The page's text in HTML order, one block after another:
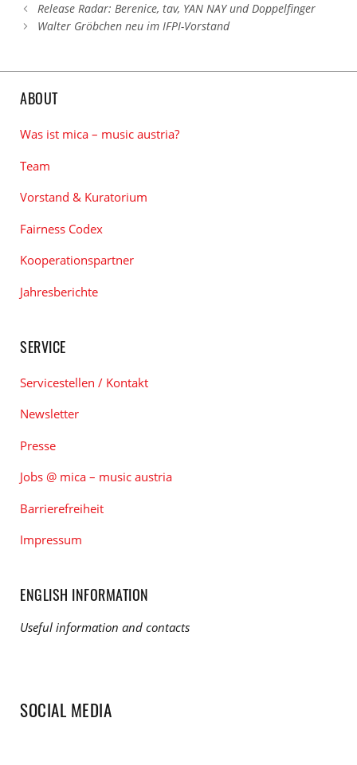
Release Radar: Berenice, tav, YAN NAY und Doppelfinger
Walter Gröbchen neu im IFPI-Vorstand
ABOUT
Was ist mica – music austria?
Team
Vorstand & Kuratorium
Fairness Codex
Kooperationspartner
Jahresberichte
SERVICE
Servicestellen / Kontakt
Newsletter
Presse
Jobs @ mica – music austria
Barrierefreiheit
Impressum
ENGLISH INFORMATION
Useful information and contacts
SOCIAL MEDIA